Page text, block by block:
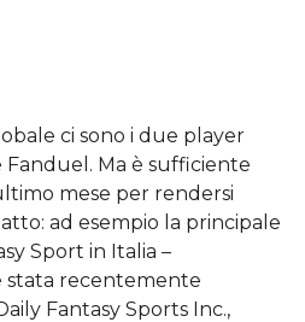
ci sono i due player
Fanduel. Ma è sufficiente
mese per rendersi
ad esempio la principale
Sport in Italia –
stata recentemente
Fantasy Sports Inc.,